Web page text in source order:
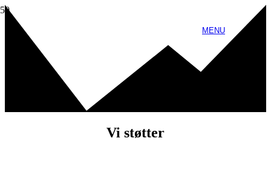
MENU
Vi støtter